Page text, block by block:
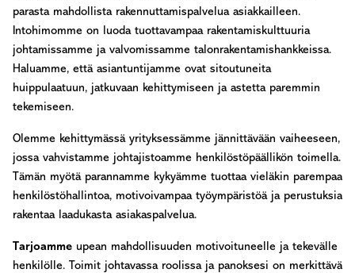
parasta mahdollista rakennuttamispalvelua asiakkailleen.
Intohimomme on luoda tuottavampaa rakentamiskulttuuria
johtamissamme ja valvomissamme talonrakentamishankkeissa.
Haluamme, että asiantuntijamme ovat sitoutuneita
huippulaatuun, jatkuvaan kehittymiseen ja astetta paremmin
tekemiseen.
Olemme kehittymässä yrityksessämme jännittävään vaiheeseen,
jossa vahvistamme johtajistoamme henkilöstöpäällikön toimella.
Tämän myötä parannamme kykyämme tuottaa vieläkin parempaa
henkilöstöhallintoa, motivoivampaa työympäristöä ja perustuksia
rakentaa laadukasta asiakaspalvelua.
Tarjoamme upean mahdollisuuden motivoituneelle ja tekevälle
henkilölle. Toimit johtavassa roolissa ja panoksesi on merkittävä